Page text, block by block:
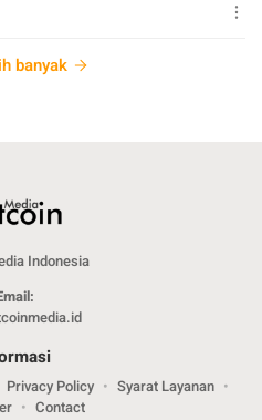
banyak
Indonesia
Privacy Policy
Syarat Layanan
Contact